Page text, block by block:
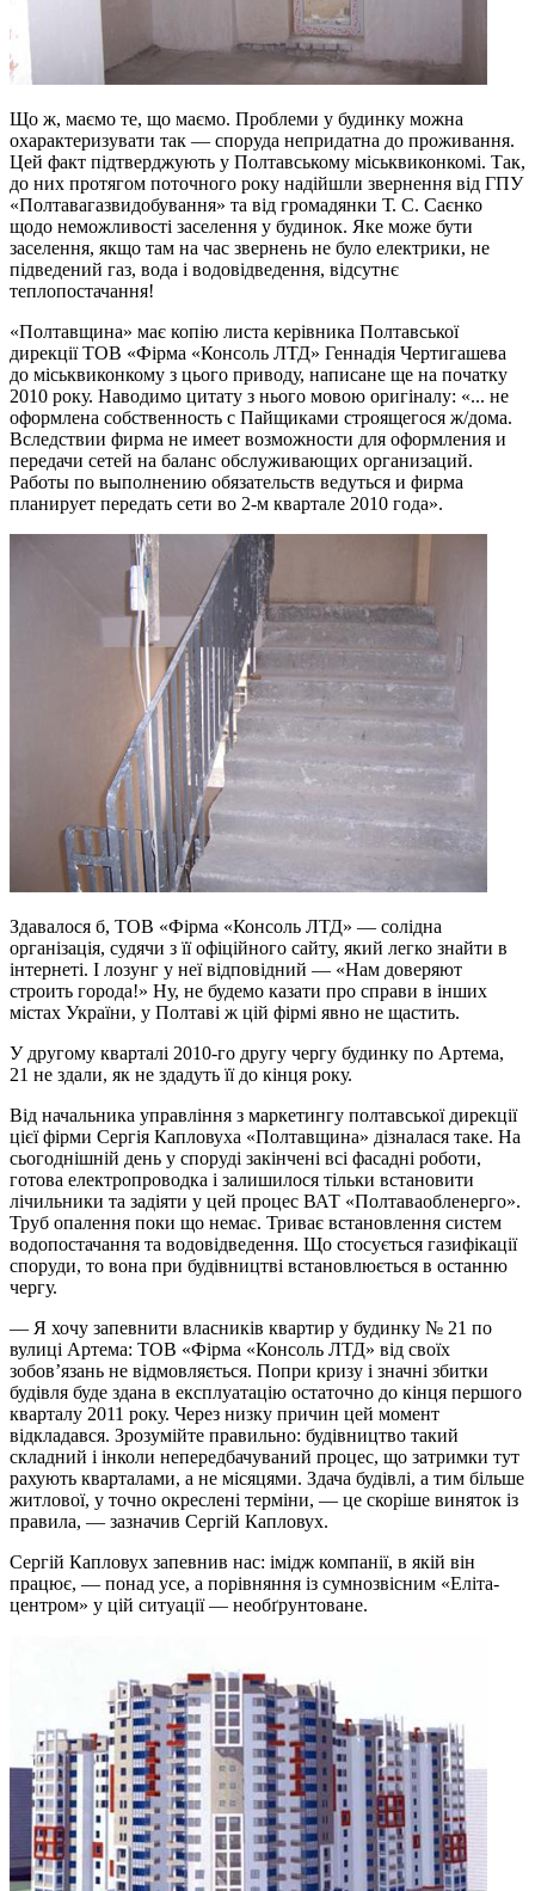
Що ж, маємо те, що маємо. Проблеми у будинку можна
охарактеризувати так — споруда непридатна до проживання.
Цей факт підтверджують у Полтавському міськвиконкомі. Так,
до них протягом поточного року надійшли звернення від ГПУ
«Полтавагазвидобування» та від громадянки Т. С. Саєнко
щодо неможливості заселення у будинок. Яке може бути
заселення, якщо там на час звернень не було електрики, не
підведений газ, вода і водовідведення, відсутнє
теплопостачання!
«Полтавщина» має копію листа керівника Полтавської
дирекції ТОВ «Фірма «Консоль ЛТД» Геннадія Чертигашева
до міськвиконкому з цього приводу, написане ще на початку
2010 року. Наводимо цитату з нього мовою оригіналу: «... не
оформлена собственность с Пайщиками строящегося ж/дома.
Вследствии фирма не имеет возможности для оформления и
передачи сетей на баланс обслуживающих организаций.
Работы по выполнению обязательств ведуться и фирма
планирует передать сети во 2-м квартале 2010 года».
Здавалося б, ТОВ «Фірма «Консоль ЛТД» — солідна
організація, судячи з її офіційного сайту, який легко знайти в
інтернеті. І лозунг у неї відповідний — «Нам доверяют
строить города!» Ну, не будемо казати про справи в інших
містах України, у Полтаві ж цій фірмі явно не щастить.
У другому кварталі 2010-го другу чергу будинку по Артема,
21 не здали, як не здадуть її до кінця року.
Від начальника управління з маркетингу полтавської дирекції
цієї фірми Сергія Капловуха «Полтавщина» дізналася таке. На
сьогоднішній день у споруді закінчені всі фасадні роботи,
готова електропроводка і залишилося тільки встановити
лічильники та задіяти у цей процес ВАТ «Полтаваобленерго».
Труб опалення поки що немає. Триває встановлення систем
водопостачання та водовідведення. Що стосується газифікації
споруди, то вона при будівництві встановлюється в останню
чергу.
— Я хочу запевнити власників квартир у будинку № 21 по
вулиці Артема: ТОВ «Фірма «Консоль ЛТД» від своїх
зобов’язань не відмовляється. Попри кризу і значні збитки
будівля буде здана в експлуатацію остаточно до кінця першого
кварталу 2011 року. Через низку причин цей момент
відкладався. Зрозумійте правильно: будівництво такий
складний і інколи непередбачуваний процес, що затримки тут
рахують кварталами, а не місяцями. Здача будівлі, а тим більше
житлової, у точно окреслені терміни, — це скоріше виняток із
правила, — зазначив Сергій Капловух.
Сергій Капловух запевнив нас: імідж компанії, в якій він
працює, — понад усе, а порівняння із сумнозвісним «Еліта-
центром» у цій ситуації — необґрунтоване.